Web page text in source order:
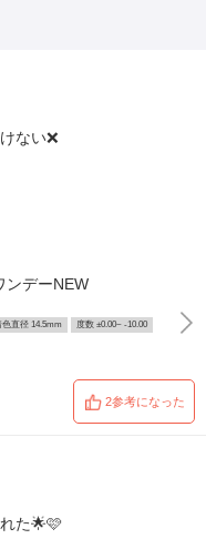
ない❌
ンデーNEW
色直径 14.5mm 度数 ±0.00~ -10.00
2参考になった
た🌟🩷